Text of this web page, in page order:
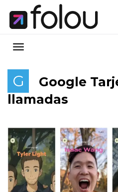
G
Google
llamadas